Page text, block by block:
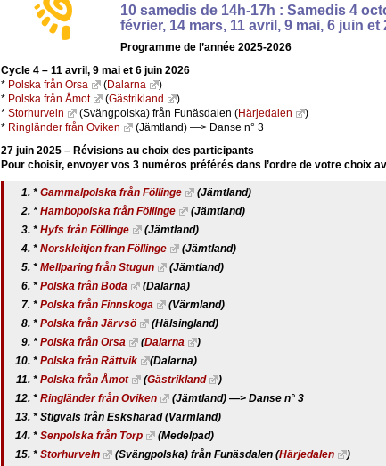
10 samedis de 14h-17h : Samedis 4
février, 14 mars, 11 avril, 9 mai, 6 juin et
Programme de l’année 2025-2026
Cycle 4 – 11 avril, 9 mai et 6 juin 2026
* Polska från Orsa (Dalarna
)
* Polska från Åmot (Gästrikland
)
* Storhurveln (Svängpolska) från Funäsdalen (Härjedalen
)
* Ringländer från Oviken
(Jämtland) —> Danse n° 3
27 juin 2025 – Révisions au choix des participants
Pour choisir, envoyer vos 3 numéros préférés dans l’ordre de votre choix
* Gammalpolska från Föllinge
(Jämtland)
* Hambopolska från Föllinge
(Jämtland)
* Hyfs från Föllinge
(Jämtland)
* Norskleitjen fran Föllinge
(Jämtland)
* Mellparing från Stugun
(Jämtland)
* Polska från Boda
(Dalarna)
* Polska från Finnskoga
(Värmland)
* Polska från Järvsö
(Hälsingland)
* Polska från Orsa (Dalarna
)
* Polska från Rättvik
(Dalarna)
* Polska från Åmot (Gästrikland
)
* Ringländer från Oviken
(Jämtland) —> Danse n° 3
* Stigvals från Eskshärad (Värmland)
* Senpolska från Torp
(Medelpad)
* Storhurveln (Svängpolska) från Funäsdalen (Härjedalen
)